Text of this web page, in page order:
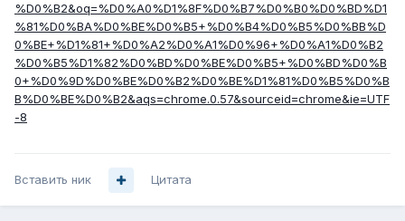
%D0%B2&oq=%D0%A0%D1%8F%D0%B7%D0%B0%D0%BD%D1
%81%D0%BA%D0%BE%D0%B5+%D0%B4%D0%B5%D0%BB%D
0%BE+%D1%81+%D0%A2%D0%A1%D0%96+%D0%A1%D0%B2
%D0%B5%D1%82%D0%BD%D0%BE%D0%B5+%D0%BD%D0%B
0+%D0%9D%D0%BE%D0%B2%D0%BE%D1%81%D0%B5%D0%B
B%D0%BE%D0%B2&aqs=chrome.0.57&sourceid=chrome&ie=UTF
-8
Вставить ник Цитата